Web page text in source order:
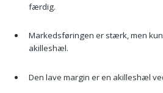
færdig.
Markedsføringen er stærk, men
akilleshæl.
Den lave margin er en akilleshæl